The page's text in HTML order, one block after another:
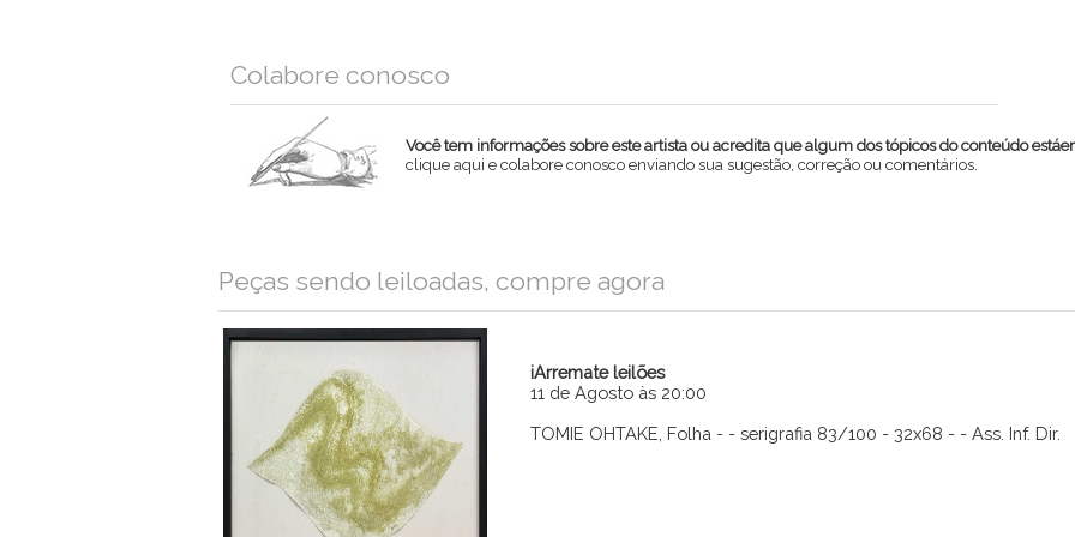
Colabore conosco
Você tem informações sobre este artista ou acredita que algum dos tópicos do conteúdo
clique aqui e colabore conosco enviando sua sugestão, correção ou comentários.
Email
Peças sendo leiloadas, compre agora
iArremate leilões
11 de Agosto às 20:00
TOMIE OHTAKE, Folha - - serigrafia 83/100 - 32x68 - - Ass. Inf. Dir.